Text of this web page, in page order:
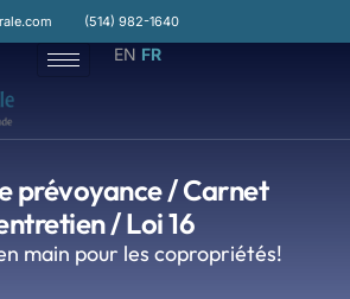
(514) 982-1640
EN FR
prévoyance / Carnet
/ Loi 16
main pour les copropriétés!